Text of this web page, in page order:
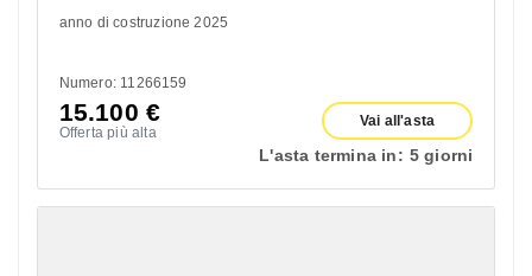
anno di costruzione 2025
Numero: 11266159
15.100 €
Offerta più alta
Vai all'asta
L'asta termina in: 5 giorni